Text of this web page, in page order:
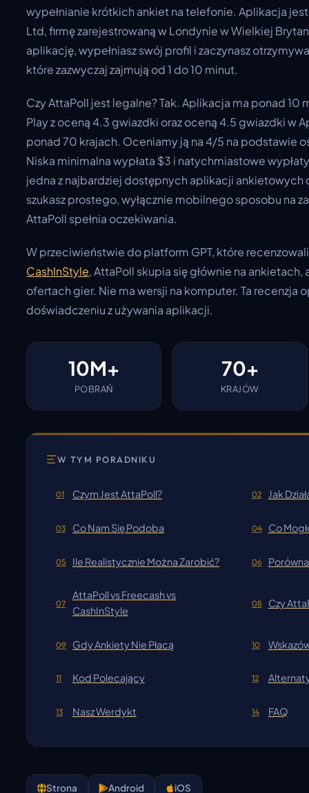
wypełnianie krótkich ankiet na telefonie. Aplikacja
Ltd, firmę zarejestrowaną w Londynie w Wielkiej
aplikację, wypełniasz swój profil i zaczynasz
które zazwyczaj zajmują od 1 do 10 minut.
Czy AttaPoll jest legalne? Tak. Aplikacja ma ponad
Play z oceną 4.3 gwiazdki oraz oceną 4.5 gwiazdki w
ponad 70 krajach. Oceniamy ją na 4/5 na podstawie
Niska minimalna wypłata $3 i natychmiastowe
jedna z najbardziej dostępnych aplikacji ankietowych
szukasz prostego, wyłącznie mobilnego sposobu na
AttaPoll spełnia oczekiwania.
W przeciwieństwie do platform GPT, które
CashInStyle, AttaPoll skupia się głównie na ankietach,
ofertach gier. Nie ma wersji na komputer. Ta recenzja
doświadczeniu z używania aplikacji.
10M+
POBRAŃ
70+
KRAJÓW
W TYM PORADNIKU
01 Czym Jest AttaPoll? 02 Jak
03 Co Nam Się Podoba 04 Co
05 Ile Realistycznie Można Zarobić? 06
07
AttaPoll vs Freecash vs
CashInStyle
08 Czy
09 Gdy Ankiety Nie Płacą 10
11 Kod Polecający 12
13 Nasz Werdykt 14 FAQ
Strona Android iOS